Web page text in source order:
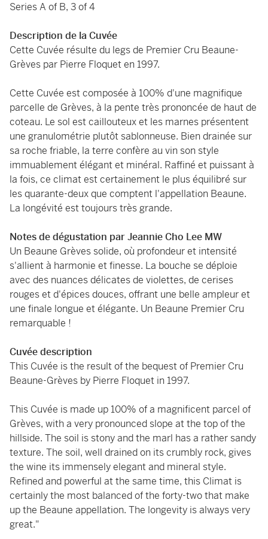
Series A of B, 3 of 4
Description de la Cuvée
Cette Cuvée résulte du legs de Premier Cru Beaune-
Grèves par Pierre Floquet en 1997.
Cette Cuvée est composée à 100% d'une magnifique
parcelle de Grèves, à la pente très prononcée de haut de
coteau. Le sol est caillouteux et les marnes présentent
une granulométrie plutôt sablonneuse. Bien drainée sur
sa roche friable, la terre confère au vin son style
immuablement élégant et minéral. Raffiné et puissant à
la fois, ce climat est certainement le plus équilibré sur
les quarante-deux que comptent l'appellation Beaune.
La longévité est toujours très grande.
Notes de dégustation par Jeannie Cho Lee MW
Un Beaune Grèves solide, où profondeur et intensité
s'allient à harmonie et finesse. La bouche se déploie
avec des nuances délicates de violettes, de cerises
rouges et d'épices douces, offrant une belle ampleur et
une finale longue et élégante. Un Beaune Premier Cru
remarquable !
Cuvée description
This Cuvée is the result of the bequest of Premier Cru
Beaune-Grèves by Pierre Floquet in 1997.
This Cuvée is made up 100% of a magnificent parcel of
Grèves, with a very pronounced slope at the top of the
hillside. The soil is stony and the marl has a rather sandy
texture. The soil, well drained on its crumbly rock, gives
the wine its immensely elegant and mineral style.
Refined and powerful at the same time, this Climat is
certainly the most balanced of the forty-two that make
up the Beaune appellation. The longevity is always very
great."